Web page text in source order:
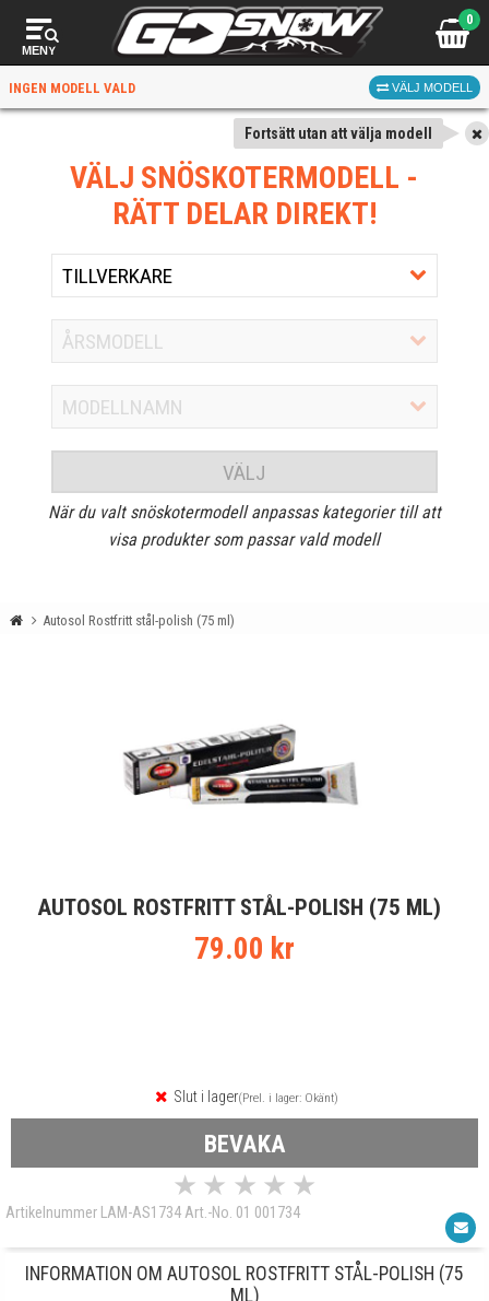
MENY
0
INGEN MODELL VALD VÄLJ MODELL
Fortsätt utan att välja modell
VÄLJ SNÖSKOTERMODELL -
RÄTT DELAR DIREKT!
VÄLJ
När du valt snöskotermodell anpassas kategorier till att
visa produkter som passar vald modell
Autosol Rostfritt stål-polish (75 ml)
AUTOSOL ROSTFRITT STÅL-POLISH (75 ML)
79.00 kr
Slut i lager(Prel. i lager: Okänt)
BEVAKA
★ ★ ★ ★ ★
Artikelnummer LAM-AS1734 Art.-No. 01 001734
INFORMATION OM AUTOSOL ROSTFRITT STÅL-POLISH (75
ML)